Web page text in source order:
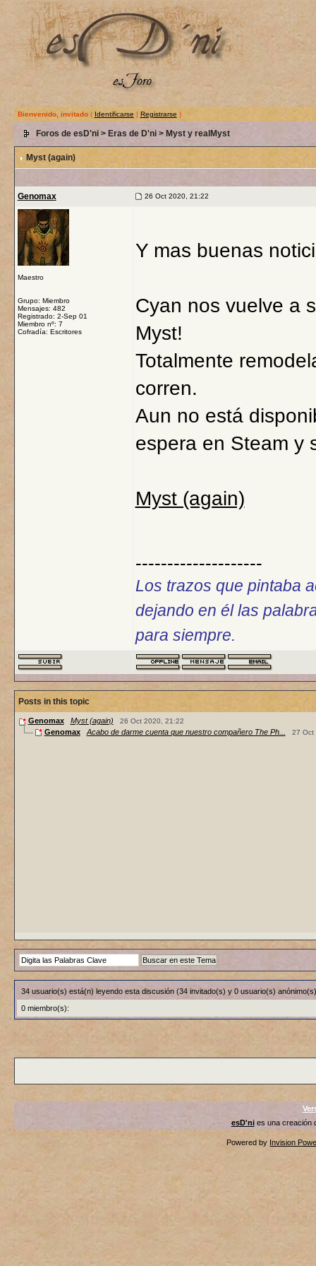
Bienvenido, invitado( Identificarse | Registrarse )
Foros de esD'ni> Eras de D'ni> Myst y realMyst
Myst (again)
Genomax 26 Oct 2020, 21:22
Maestro
Grupo: Miembro
Mensajes: 482
Registrado: 2-Sep 01
Miembro nº: 7
Cofradía: Escritores
Y mas buenas
Cyan nos vuelve a
Myst!
Totalmente
corren.
Aun no está
espera en Steam y
Myst (again)
--------------------
Los trazos que pintaba
dejando en él las
para siempre.
Posts in this topic
Genomax Myst (again) 26 Oct 2020, 21:22
Genomax Acabo de darme cuenta que nuestro compañero The Ph... 27 Oct
34 usuario(s) está(n) leyendo esta discusión (34 invitado(s) y 0 usuario(s)
0 miembro(s):
esD'nies una creación
Powered by Invision